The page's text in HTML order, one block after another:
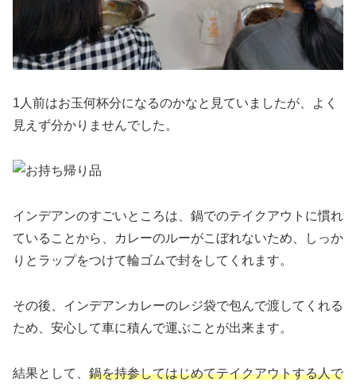
1人前はお玉何杯分になるのかなと見ていましたが、よく
見えず分かりませんでした。
インデアンのすごいところは、鍋でのテイクアウトに慣れ
ていることから、カレーのルーがこぼれないため、しっか
りとラップをつけて輪ゴムで封をしてくれます。
その後、インデアンカレーのレジ袋で包んで渡してくれる
ため、安心して車に積んで運ぶことが出来ます。
結果として、 鍋を持参してはじめてテイクアウトする人で